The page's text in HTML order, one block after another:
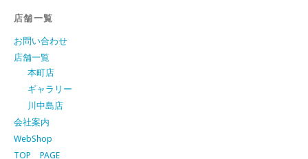
店舗一覧
お問い合わせ
店舗一覧
本町店
ギャラリー
川中島店
会社案内
WebShop
TOP PAGE